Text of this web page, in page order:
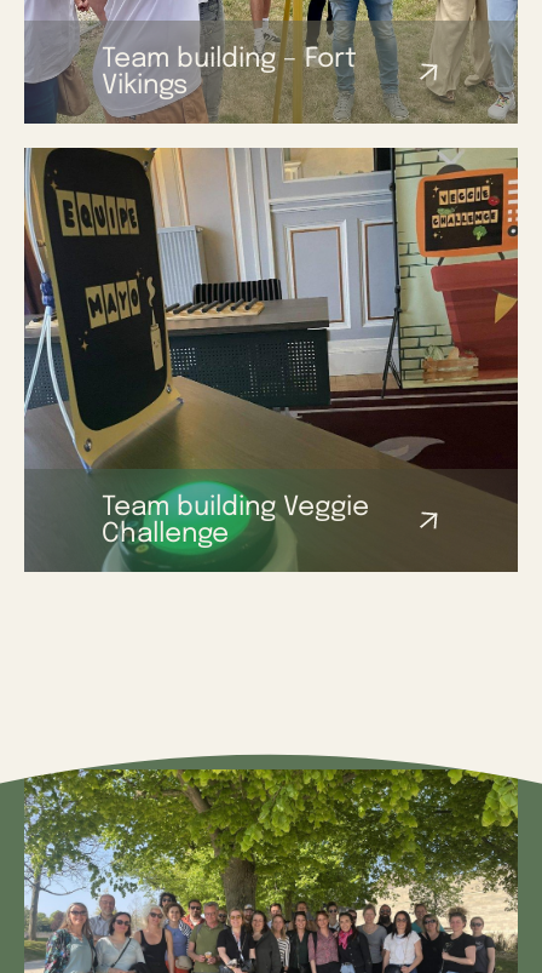
Team building – Fort
Vikings
Team building Veggie
Challenge